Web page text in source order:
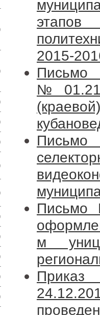
2015-
м